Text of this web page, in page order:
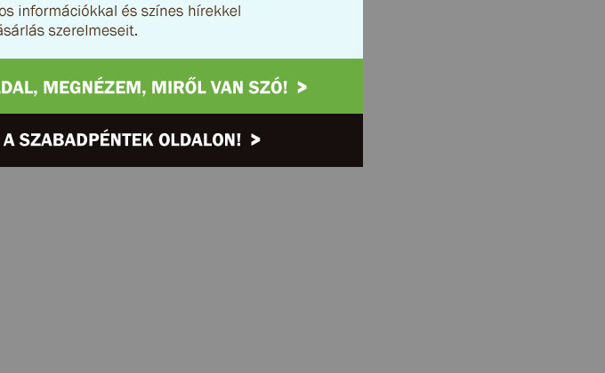
Áruház weboldala